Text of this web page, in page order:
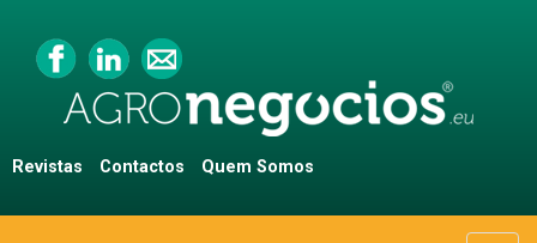
Revistas Contactos Quem Somos